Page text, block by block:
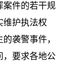
案件的若干规
维护执法权
袭警事件，
，要求各地公